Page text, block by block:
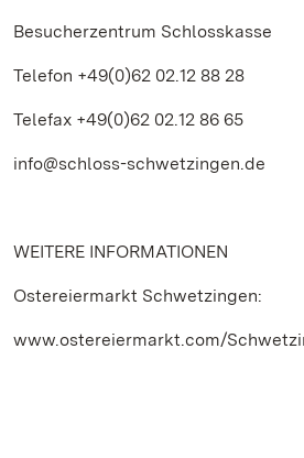
Besucherzentrum Schlosskasse
Telefon +49(0)62 02.12 88 28
Telefax +49(0)62 02.12 86 65
info@schloss-schwetzingen.de
WEITERE INFORMATIONEN
Ostereiermarkt Schwetzingen:
www.ostereiermarkt.com/